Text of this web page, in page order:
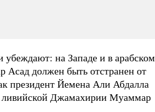
на Западе и в арабском
Асад должен быть отстранен от
президент Йемена Али Абдалла
Джамахирии Муаммар